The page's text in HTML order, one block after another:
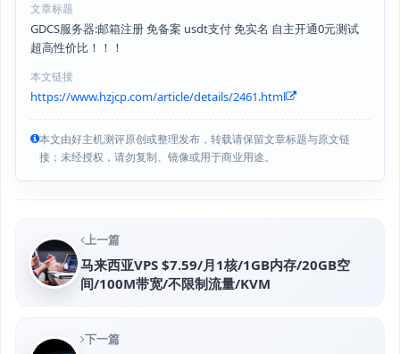
文章标题
GDCS服务器:邮箱注册 免备案 usdt支付 免实名 自主开通0元测试
超高性价比！！！
本文链接
https://www.hzjcp.com/article/details/2461.html
本文由好主机测评原创或整理发布，转载请保留文章标题与原文链
接；未经授权，请勿复制、镜像或用于商业用途。
上一篇
马来西亚VPS $7.59/月1核/1GB内存/20GB空
间/100M带宽/不限制流量/KVM
下一篇